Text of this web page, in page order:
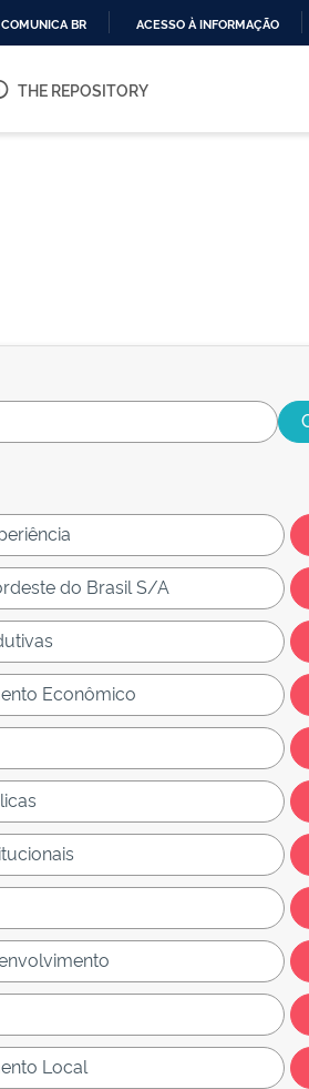
O
COMUNICA BR ACESSO À INFORMAÇÃO
THE REPOSITORY